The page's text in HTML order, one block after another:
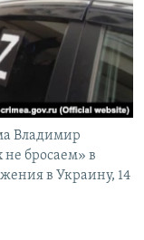
Владимир
бросаем» в
в Украину, 14